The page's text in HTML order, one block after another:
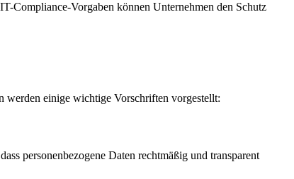
Compliance-Vorgaben können Unternehmen den Schutz
werden einige wichtige Vorschriften vorgestellt:
personenbezogene Daten rechtmäßig und transparent